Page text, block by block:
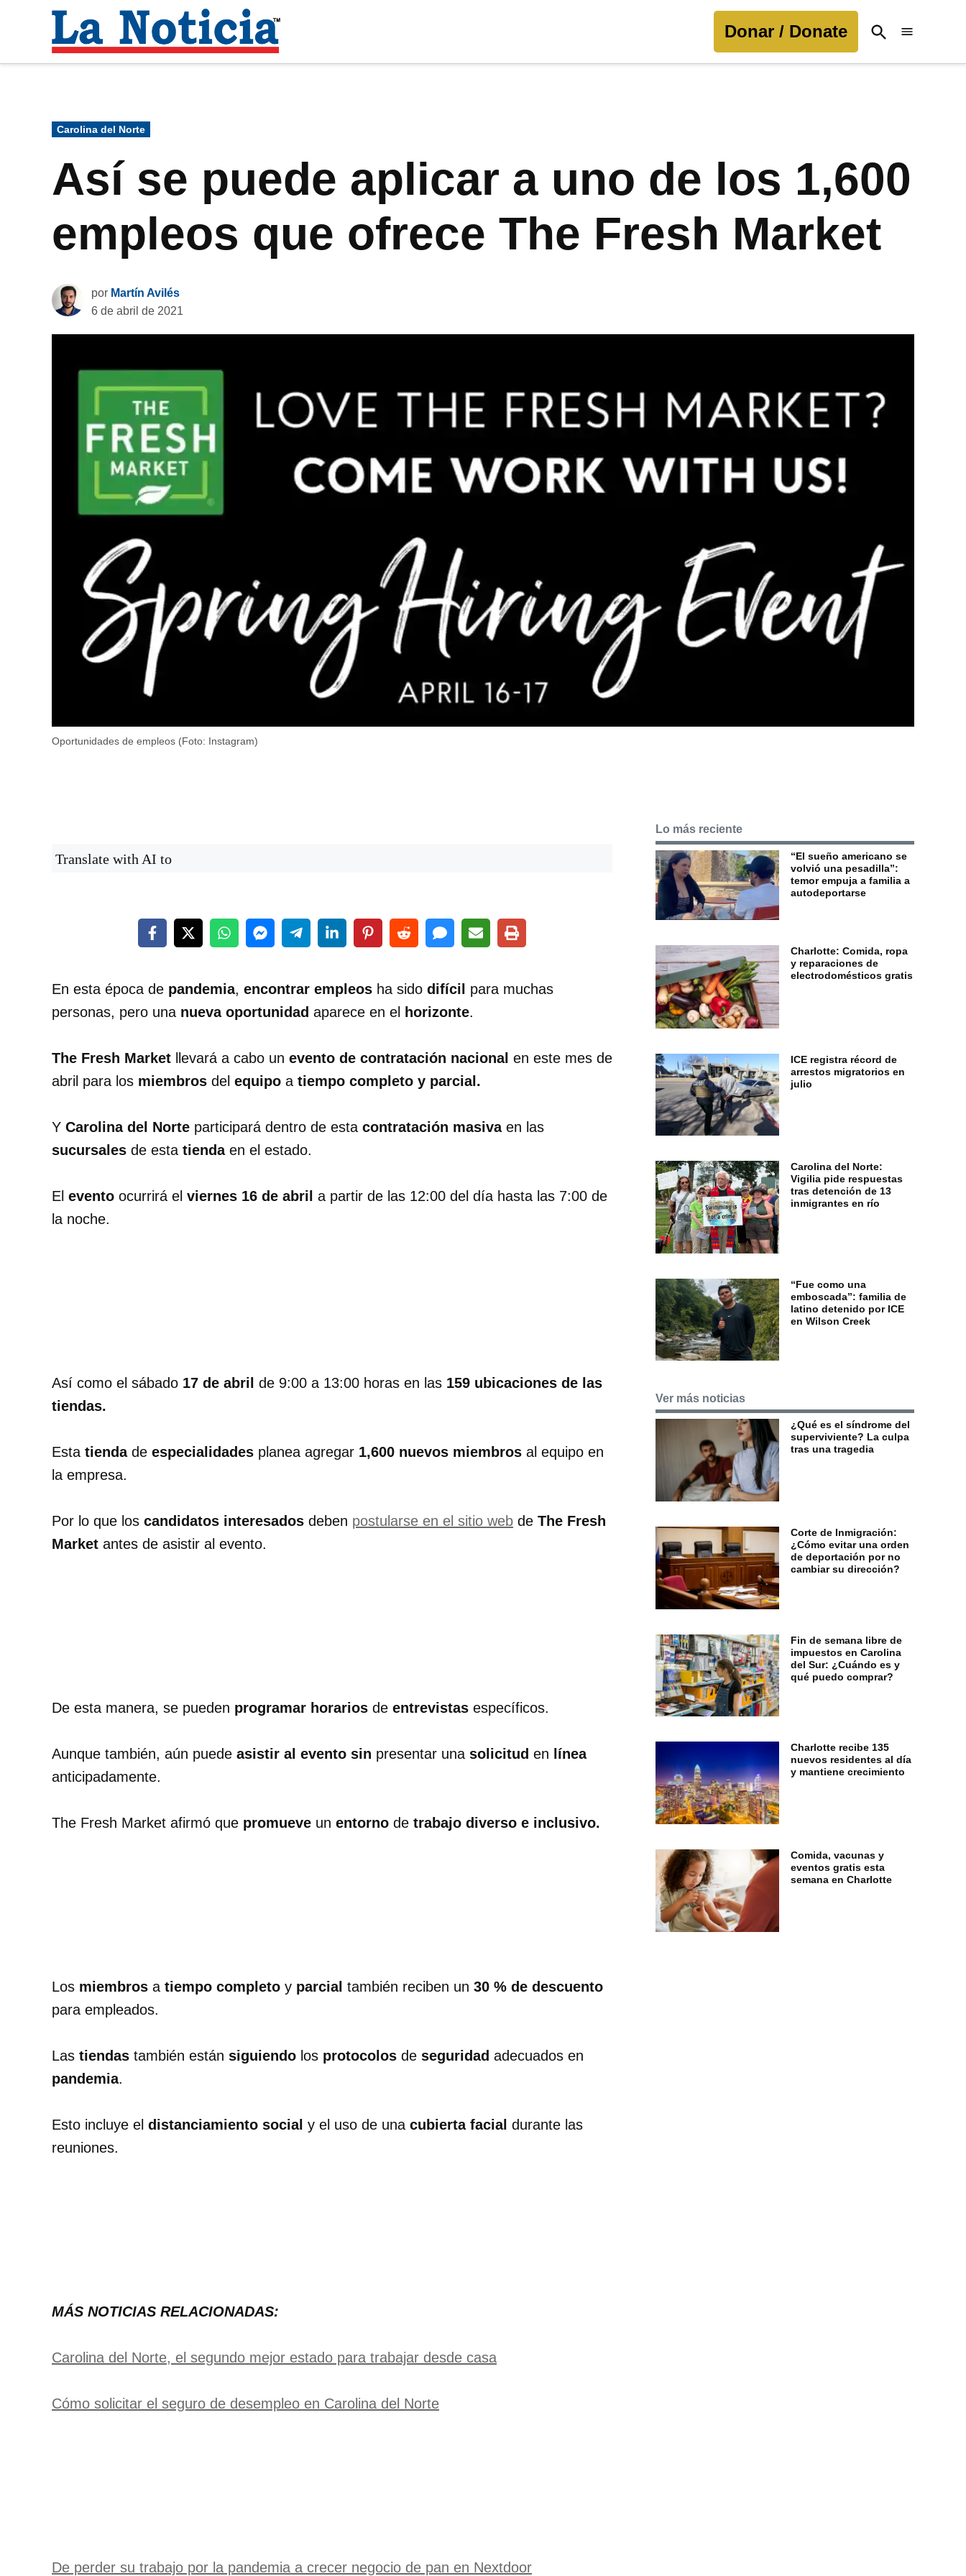
contenido
Noticia
Donar / Donate
Open
Search
Publicado
en
Carolina del Norte
Así se puede aplicar a uno de los 1,600
empleos que ofrece The Fresh Market
por Martín Avilés
6 de abril de 2021
Oportunidades de empleos (Foto: Instagram)
Translate with AI to
En esta época de pandemia, encontrar empleos ha sido difícil
para muchas
personas, pero una nueva oportunidad aparece en el horizonte.
The Fresh Market llevará a cabo un evento de contratación nacional en este mes de
abril para los miembros del equipo a tiempo completo y parcial.
Y Carolina del Norte participará dentro de esta contratación masivaen las
sucursales de esta tiendaen el estado.
El evento ocurrirá el viernes 16 de abril a partir de las 12:00 del día hasta las 7:00 de
la noche.
Así como el sábado 17 de abril de 9:00 a 13:00 horas en las 159 ubicaciones de las
tiendas.
Esta tiendade especialidades planea agregar 1,600 nuevos miembros al equipo en
la empresa.
Por lo que los candidatos interesados ​​deben postularse en el sitio web de The Fresh
Market antes de asistir al evento.
De esta manera, se pueden programar horarios de entrevistas específicos.
Aunque también, aún puede asistir al evento sin presentar una solicitud en
línea
anticipadamente.
The Fresh Market afirmó que promueve un entorno de trabajo diverso e inclusivo.
Los miembros a tiempo completo y parcial también reciben un 30 % de descuento
para empleados.
Las tiendas también están siguiendo los protocolos de seguridad adecuados en
pandemia.
Esto incluye el distanciamiento social y el uso de una cubierta facial durante las
reuniones.
MÁS NOTICIAS RELACIONADAS:
Carolina del Norte, el segundo mejor estado para trabajar desde casa
Cómo solicitar el seguro de desempleo en Carolina del Norte
De perder su trabajo por la pandemia a crecer negocio de pan en Nextdoor
Lo más reciente
“El sueño americano se
volvió una pesadilla”:
temor empuja a familia a
autodeportarse
Charlotte: Comida, ropa
y reparaciones de
electrodomésticos gratis
ICE registra récord de
arrestos migratorios en
julio
Carolina del Norte:
Vigilia pide respuestas
tras detención de 13
inmigrantes en río
“Fue como una
emboscada”: familia de
latino detenido por ICE
en Wilson Creek
Ver más noticias
¿Qué es el síndrome del
superviviente? La culpa
tras una tragedia
Corte de Inmigración:
¿Cómo evitar una orden
de deportación por no
cambiar su dirección?
Fin de semana libre de
impuestos en Carolina
del Sur: ¿Cuándo es y
qué puedo comprar?
Charlotte recibe 135
nuevos residentes al día
y mantiene crecimiento
Comida, vacunas y
eventos gratis esta
semana en Charlotte